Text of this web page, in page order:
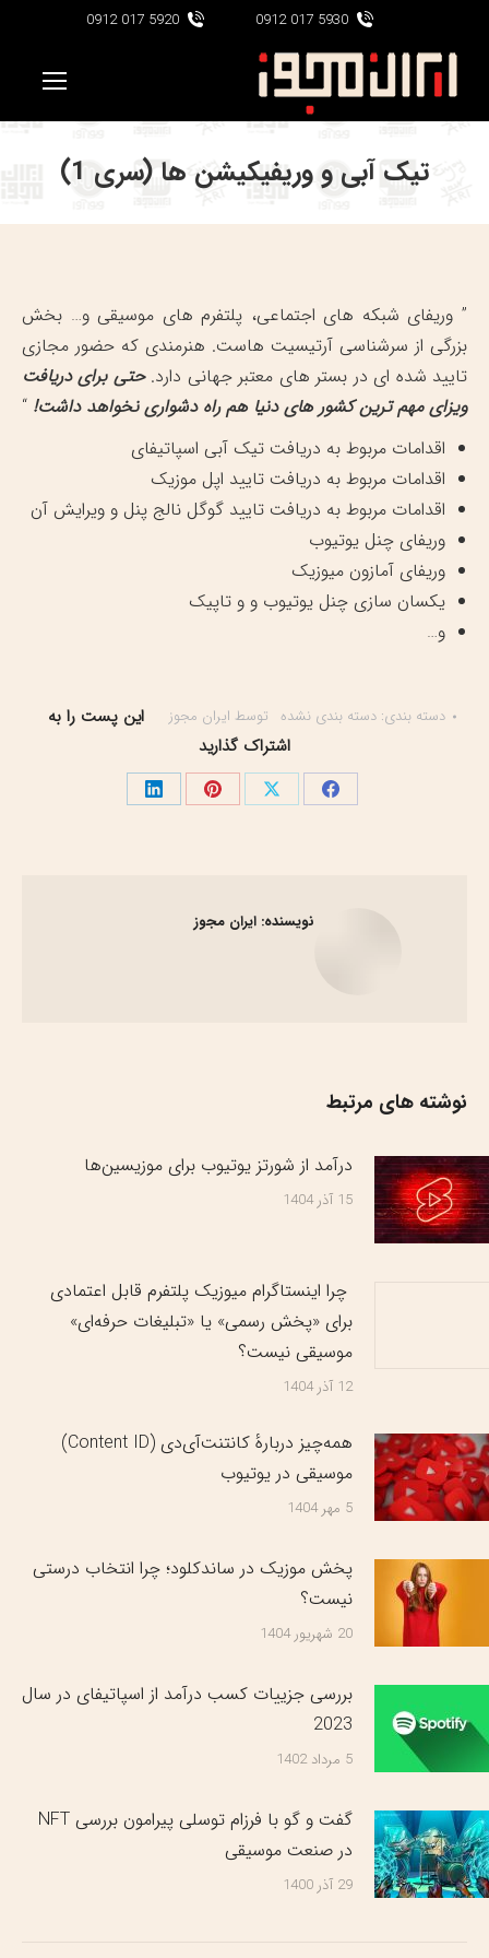
5930 017 0912
5920 017 0912
تیک آبی و وریفیکیشن ها (سری 1)
” وریفای شبکه های اجتماعی، پلتفرم های موسیقی و… بخش
بزرگی از سرشناسی آرتیسیت هاست. هنرمندی که حضور مجازی
تایید شده ای در بستر های معتبر جهانی دارد.حتی برای دریافت
ویزای مهم ترین کشور های دنیا هم راه دشواری نخواهد داشت! “
اقدامات مربوط به دریافت تیک آبی اسپاتیفای
اقدامات مربوط به دریافت تایید اپل موزیک
اقدامات مربوط به دریافت تایید گوگل نالج پنل و ویرایش آن
وریفای چنل یوتیوب
وریفای آمازون میوزیک
یکسان سازی چنل یوتیوب و و تاپیک
و…
دسته بندی: دسته بندی نشده توسط ایران مجوز
این پست را به
اشتراک گذارید
اشتراک اشتراک اشتراک اشتراک
نویسنده: ایران مجوز
نوشته های مرتبط
درآمد از شورتز یوتیوب برای موزیسین‌ها
15 آذر 1404
چرا اینستاگرام میوزیک پلتفرم قابل اعتمادی
برای «پخش رسمی» یا «تبلیغات حرفه‌ای»
موسیقی نیست؟
12 آذر 1404
همه‌چیز دربارهٔ کانتنت‌آی‌دی (Content ID)
موسیقی در یوتیوب
5 مهر 1404
پخش موزیک در ساندکلود؛ چرا انتخاب درستی
نیست؟
20 شهریور 1404
بررسی جزییات کسب درآمد از اسپاتیفای در سال
2023
5 مرداد 1402
گفت و گو با فرزام توسلی پیرامون بررسی NFT
در صنعت موسیقی
29 آذر 1400